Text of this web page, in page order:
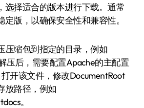
选择适合的版本进行下载。通常
版，以确保安全性和兼容性。
压缩包到指定的目录，例如
压后，需要配置Apache的主配置
开该文件，修改DocumentRoot
放路径，例如
。